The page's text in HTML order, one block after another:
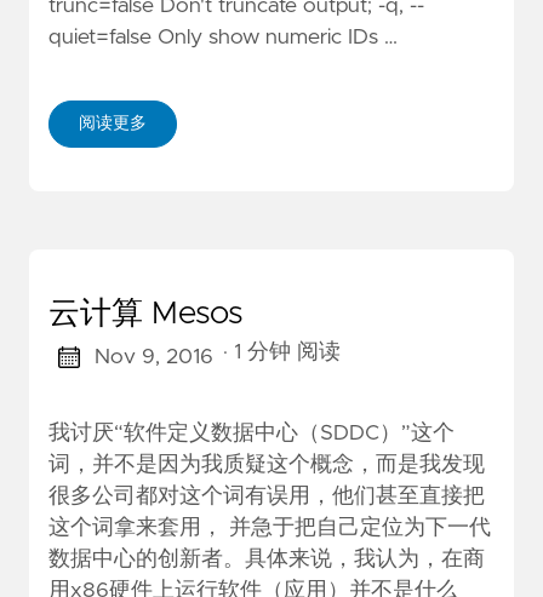
trunc=false Don't truncate output; -q, --
quiet=false Only show numeric IDs …
阅读更多
云计算 Mesos
Nov 9, 2016 · 1 分钟 阅读
我讨厌“软件定义数据中心（SDDC）”这个
词，并不是因为我质疑这个概念，而是我发现
很多公司都对这个词有误用，他们甚至直接把
这个词拿来套用， 并急于把自己定位为下一代
数据中心的创新者。具体来说，我认为，在商
用x86硬件上运行软件（应用）并不是什么